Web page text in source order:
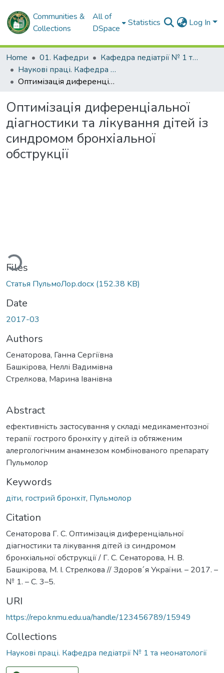
Communities &
Collections
All of
DSpace
Statistics Log In
Home 01. Кафедри
Кафедра педіатрії № 1 та неонатології
Наукові праці. Кафедра педіатрії № 1 та неонатології
Оптимізація диференціальної діагностики та лікування дітей із синдромом бронхіальної обструкції
Оптимізація диференціальної
діагностики та лікування дітей із
синдромом бронхіальної
обструкції
Files
Статья ПульмоЛор.docx (152.38 KB)
Date
2017-03
Authors
Сенаторова, Ганна Сергіївна
Башкірова, Неллі Вадимівна
Стрелкова, Марина Іванівна
Abstract
ефективність застосування у складі медикаментозної
терапії гострого бронхіту у дітей із обтяженим
алергологічним анамнезом комбінованого препарату
Пульмолор
Keywords
діти, гострий бронхіт, Пульмолор
Citation
Сенаторова Г. С. Оптимізація диференціальної
діагностики та лікування дітей із синдромом
бронхіальної обструкції / Г. С. Сенаторова, Н. В.
Башкірова, М. І. Стрелкова // Здоров´я України. – 2017. –
№ 1. – С. 3–5.
URI
https://repo.knmu.edu.ua/handle/123456789/15949
Collections
Наукові праці. Кафедра педіатрії № 1 та неонатології